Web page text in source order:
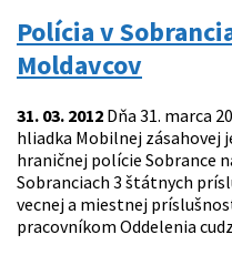
Polícia v
Moldavcov
31. 03. 2012 Dňa 31. marca
hliadka Mobilnej zásahovej
hraničnej polície Sobrance
Sobranciach 3 štátnych
vecnej a miestnej
pracovníkom Oddelenia